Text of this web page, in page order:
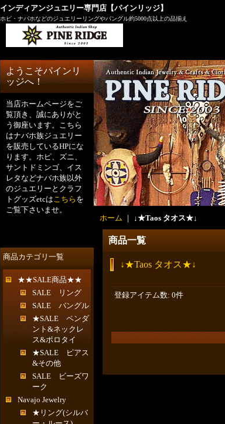
インディアンジュエリー専門店【パインリッジ】
ホピ・ナバホなどのジュエリーリングやバングル約5000点以上の品揃え
ようこそパインリ
ッジへ！
当店ホームページをご
覧頂き、誠にありがと
う御座います。こちら
はナバホ族ジュエリー
を販売しているHPにな
ります。ホピ、ズニ、
サントドミンゴ、イス
レタなどナバホ族以外
のジュエリーとクラフ
トグッズetcはこちら を
ご覧下さいませ。
商品カテゴリ一覧
★★SALE商品★★
SALE リング
SALE バングル
★SALE ペンダ
ント&ネックレ
ス&ボロタイ
★SALE ピアス
&その他
SALE ビーズワ
ーク
Navajo Jewelry
★リング(シルバ
ホーム ｜ ↓★Taos タオス★↓
商品一覧
↓★Taos タオス★↓
登録アイテム数: 0件